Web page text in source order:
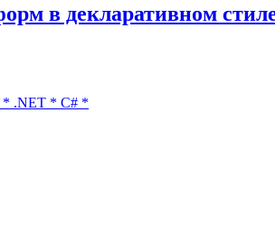
в декларативном
* .NET * C# *